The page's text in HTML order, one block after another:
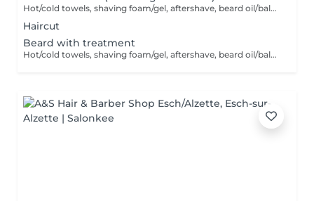
Hot/cold towels, shaving foam/gel, aftershave, beard oil/balm and wax or gel
Haircut
Beard with treatment
Hot/cold towels, shaving foam/gel, aftershave, beard oil/balm and wax or gel